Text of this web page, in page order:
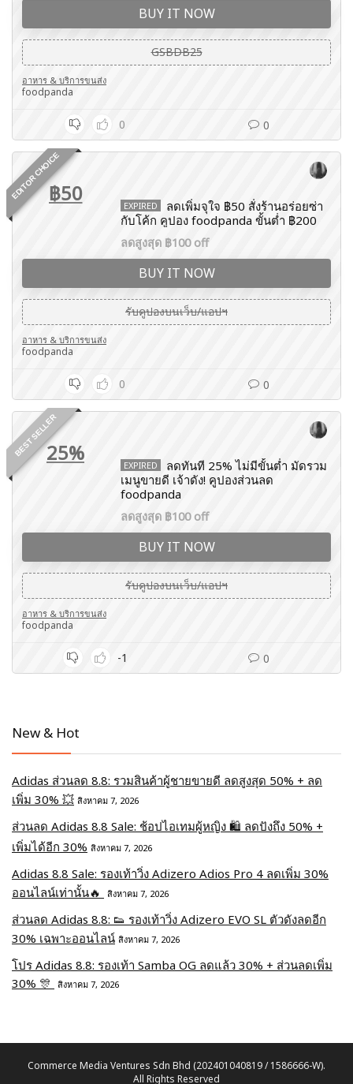
BUY IT NOW
GSBDB25
อาหาร & บริการขนส่ง
foodpanda
0 0
EDITOR CHOICE฿50 EXPIRED
ลดเพิ่มจุใจ ฿50 สั่งร้านอร่อยซ่า
กับโค้ก คูปอง foodpanda ขั้นต่ำ ฿200
ลดสูงสุด ฿100 off
BUY IT NOW
รับคูปองบนเว็บ/แอปฯ
อาหาร & บริการขนส่ง
foodpanda
0 0
BEST SELLER25% EXPIRED
ลดทันที 25% ไม่มีขั้นต่ำ มัดรวม
เมนูขายดี เจ้าดัง! คูปองส่วนลด
foodpanda
ลดสูงสุด ฿100 off
BUY IT NOW
รับคูปองบนเว็บ/แอปฯ
อาหาร & บริการขนส่ง
foodpanda
-1 0
New & Hot
Adidas ส่วนลด 8.8: รวมสินค้าผู้ชายขายดี ลดสูงสุด 50% + ลด
เพิ่ม 30% 💥 สิงหาคม 7, 2026
ส่วนลด Adidas 8.8 Sale: ช้อปไอเทมผู้หญิง 🛍️ ลดปังถึง 50% +
เพิ่มได้อีก 30% สิงหาคม 7, 2026
Adidas 8.8 Sale: รองเท้าวิ่ง Adizero Adios Pro 4 ลดเพิ่ม 30%
ออนไลน์เท่านั้น🔥
สิงหาคม 7, 2026
ส่วนลด Adidas 8.8: 👟 รองเท้าวิ่ง Adizero EVO SL ตัวดังลดอีก
30% เฉพาะออนไลน์ สิงหาคม 7, 2026
โปร Adidas 8.8: รองเท้า Samba OG ลดแล้ว 30% + ส่วนลดเพิ่ม
30% 🎊 สิงหาคม 7, 2026
Commerce Media Ventures Sdn Bhd (202401040819 / 1586666-W).
All Rights Reserved